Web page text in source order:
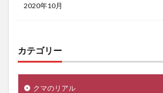
2020年10月
カテゴリー
クマのリアル